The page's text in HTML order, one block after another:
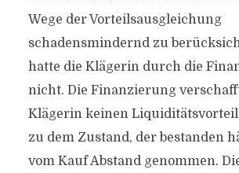
Wege der Vorteilsausgleichung
schadensmindernd zu
hatte die Klägerin durch die
nicht. Die Finanzierung
Klägerin keinen
zu dem Zustand, der bestanden
vom Kauf Abstand genommen.